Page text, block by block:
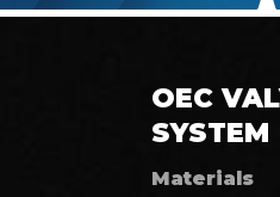
OEC
SYSTEM
Materials